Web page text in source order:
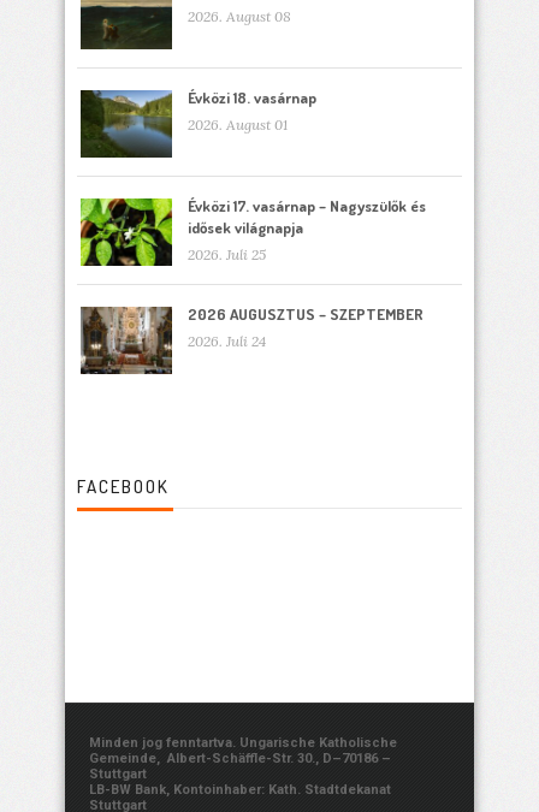
2026. August 08
Évközi 18. vasárnap
2026. August 01
Évközi 17. vasárnap – Nagyszülők és
idősek világnapja
2026. Juli 25
2026 AUGUSZTUS – SZEPTEMBER
2026. Juli 24
FACEBOOK
Minden jog fenntartva. Ungarische Katholische
Gemeinde, Albert-Schäffle-Str. 30., D–70186 –
Stuttgart
LB-BW Bank, Kontoinhaber: Kath. Stadtdekanat
Stuttgart